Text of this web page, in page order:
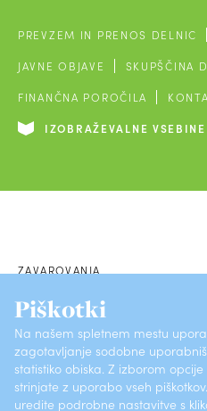
Piškotki
Na našem spletnem mestu
zagotavljanje sodobne
statistiko obiska. Z izborom
strinjate z uporabo vseh
uredite podrobne nastavitve s
PREVZEM IN PRENOS DELNIC
JAVNE OBJAVE SKUPŠČINA
FINANČNA POROČILA
IZOBRAŽEVALNE VSEBINE
ZAVAROVANJA
POSLOVALNICE
O ZAVAROVALNICI
PRIJAVI ŠKODO